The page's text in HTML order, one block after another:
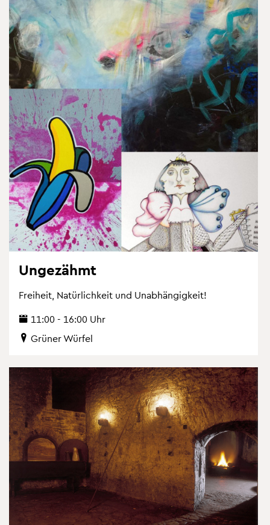
Un­ge­zähmt
Frei­heit, Na­tür­lich­keit und Un­ab­hän­gig­keit!
11:00 - 16:00 Uhr
Grü­ner Wür­fel